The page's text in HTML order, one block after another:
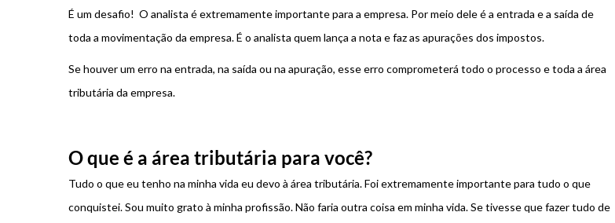
É um desafio! O analista é extremamente importante para a empresa. Por meio dele é a entrada e a saída de
toda a movimentação da empresa. É o analista quem lança a nota e faz as apurações dos impostos.
Se houver um erro na entrada, na saída ou na apuração, esse erro comprometerá todo o processo e toda a área
tributária da empresa.
O que é a área tributária para você?
Tudo o que eu tenho na minha vida eu devo à área tributária. Foi extremamente importante para tudo o que
conquistei. Sou muito grato à minha profissão. Não faria outra coisa em minha vida. Se tivesse que fazer tudo de